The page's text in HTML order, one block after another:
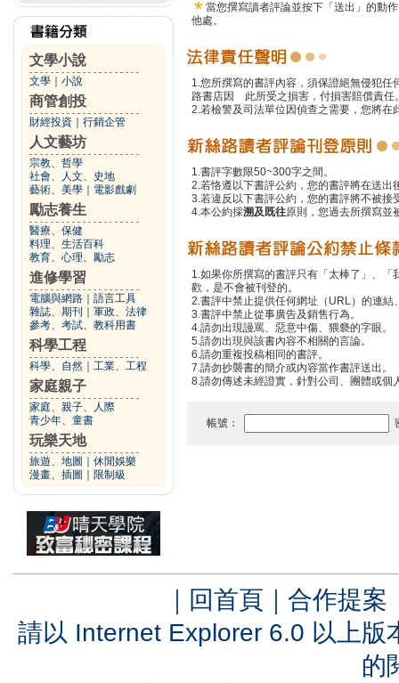
文學小說
文學 小說
商管創投
財經投資 行銷企管
人文藝坊
宗教、哲學
社會、人文、史地
藝術、美學
電影戲劇
勵志養生
醫療、保健
料理、生活百科
教育、心理、勵志
進修學習
電腦與網路
語言工具
雜誌、期刊
軍政、法律
參考、考試、教科用書
科學工程
科學、自然 工業、工程
家庭親子
家庭、親子、人際
青少年、童書
玩樂天地
旅遊、地圖
休閒娛樂
漫畫、插圖
限制級
當您撰寫讀者評論並按下「送出」的動
他處。
1.您所撰寫的書評內容，須保證絕無侵犯
路書店因 此所受之損害，付損害賠償責任
2.若檢警及司法單位因偵查之需要，您將
1.書評字數限50~300字之間。
2.若恪遵以下書評公約，您的書評將在送
3.若違反以下書評公約，您的書評將不被接
4.本公約採溯及既往原則，您過去所撰寫並
1.如果你所撰寫的書評只有「太棒了」、
歡，是不會被刊登的。
2.書評中禁止提供任何網址（URL）的連結
3.書評中禁止從事廣告及銷售行為。
4.請勿出現謾罵、惡意中傷、猥褻的字眼。
5.請勿出現與該書內容不相關的言論。
6.請勿重複投稿相同的書評。
7.請勿抄襲書的簡介或內容當作書評送出。
8.請勿傳述未經證實，針對公司、團體或個
帳號：
｜ 回首頁 ｜ 合作提案
請以 Internet Explorer 6.0 以上
的